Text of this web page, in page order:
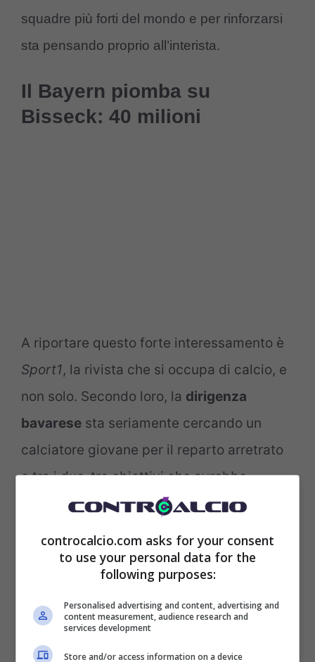
squadre più forti del mondo e per rinforzarsi
sta pensando proprio all’interista.
Il Bayern piomba su
Bisseck: 40 milioni
A riportare questo forte interessamento è
Sport1, la rivista che si occupa di calcio, e
non solo. Secondo loro, la dirigenza
bavarese sta seriamente cercando un
calciatore giovane per il reparto arretrato
e tra i due-tre obiettivi che avrebbe
inserito in una lista ci sarebbe proprio lui, il
tanto sta facendo bene in questo scorcio
Il Bayern Monaco sta tentando un
rinnovamento strutturale ma anche d’età e
controcalcio.com asks for your consent
to use your personal data for the
following purposes:
Personalised advertising and content, advertising and
content measurement, audience research and
services development
Store and/or access information on a device